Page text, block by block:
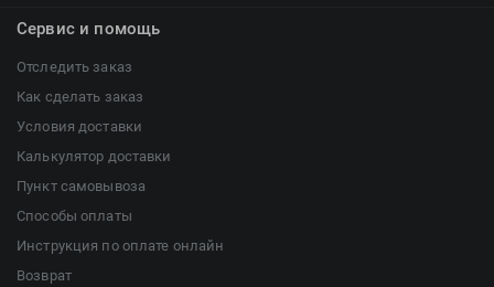
Сервис и помощь
Отследить заказ
Как сделать заказ
Условия доставки
Калькулятор доставки
Пункт самовывоза
Способы оплаты
Инструкция по оплате онлайн
Возврат